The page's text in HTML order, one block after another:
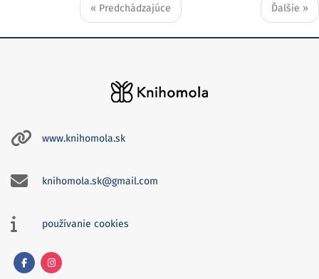
« Predchádzajúce Ďalšie »
www.knihomola.sk
knihomola.sk@gmail.com
používanie cookies